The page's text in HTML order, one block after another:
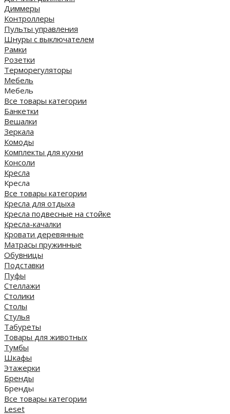
Диммеры
Контроллеры
Пульты управления
Шнуры с выключателем
Рамки
Розетки
Терморегуляторы
Мебель
Мебель
Все товары категории
Банкетки
Вешалки
Зеркала
Комоды
Комплекты для кухни
Консоли
Кресла
Кресла
Все товары категории
Кресла для отдыха
Кресла подвесные на стойке
Кресла-качалки
Кровати деревянные
Матрасы пружинные
Обувницы
Подставки
Пуфы
Стеллажи
Столики
Столы
Стулья
Табуреты
Товары для животных
Тумбы
Шкафы
Этажерки
Бренды
Бренды
Все товары категории
Leset